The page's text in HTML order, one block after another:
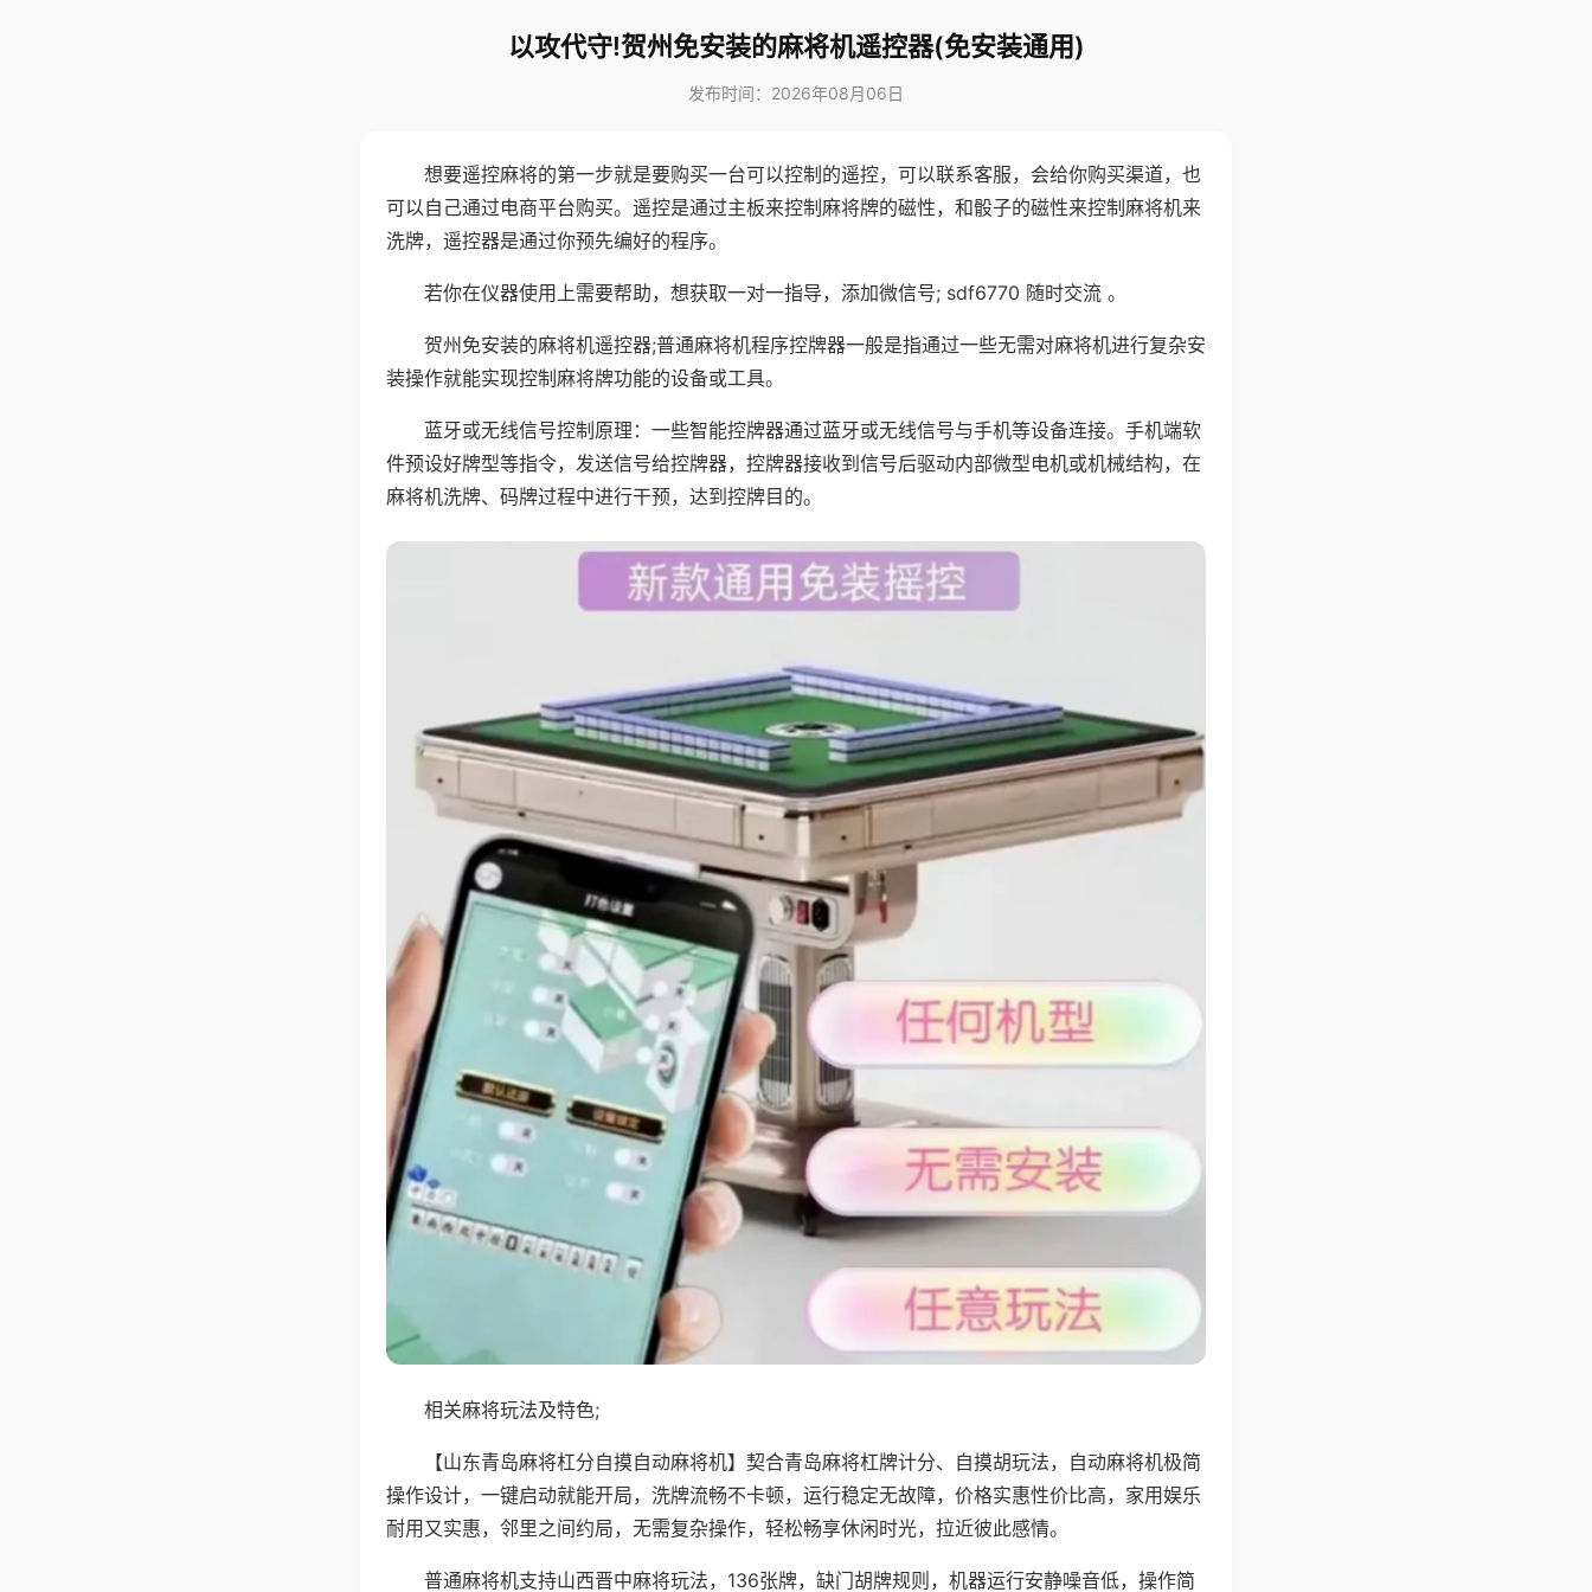
以攻代守!贺州免安装的麻将机遥控器(免安装通用)
发布时间：2026年08月06日
想要遥控麻将的第一步就是要购买一台可以控制的遥控，可以联系客服，会给你购买渠道，也
可以自己通过电商平台购买。遥控是通过主板来控制麻将牌的磁性，和骰子的磁性来控制麻将机来
洗牌，遥控器是通过你预先编好的程序。
若你在仪器使用上需要帮助，想获取一对一指导，添加微信号; sdf6770 随时交流 。
贺州免安装的麻将机遥控器;普通麻将机程序控牌器一般是指通过一些无需对麻将机进行复杂安
装操作就能实现控制麻将牌功能的设备或工具。
蓝牙或无线信号控制原理：一些智能控牌器通过蓝牙或无线信号与手机等设备连接。手机端软
件预设好牌型等指令，发送信号给控牌器，控牌器接收到信号后驱动内部微型电机或机械结构，在
麻将机洗牌、码牌过程中进行干预，达到控牌目的。
相关麻将玩法及特色;
【山东青岛麻将杠分自摸自动麻将机】契合青岛麻将杠牌计分、自摸胡玩法，自动麻将机极简
操作设计，一键启动就能开局，洗牌流畅不卡顿，运行稳定无故障，价格实惠性价比高，家用娱乐
耐用又实惠，邻里之间约局，无需复杂操作，轻松畅享休闲时光，拉近彼此感情。
普通麻将机支持山西晋中麻将玩法，136张牌，缺门胡牌规则，机器运行安静噪音低，操作简